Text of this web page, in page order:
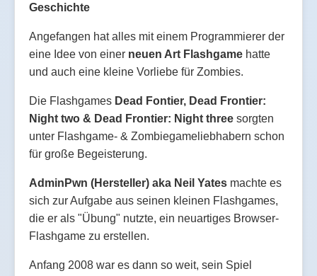
Geschichte
Angefangen hat alles mit einem Programmierer der
eine Idee von einer neuen Art Flashgame hatte
und auch eine kleine Vorliebe für Zombies.
Die Flashgames Dead Fontier, Dead Frontier:
Night two & Dead Frontier: Night three sorgten
unter Flashgame- & Zombiegameliebhabern schon
für große Begeisterung.
AdminPwn (Hersteller) aka Neil Yates machte es
sich zur Aufgabe aus seinen kleinen Flashgames,
die er als "Übung" nutzte, ein neuartiges Browser-
Flashgame zu erstellen.
Anfang 2008 war es dann so weit, sein Spiel